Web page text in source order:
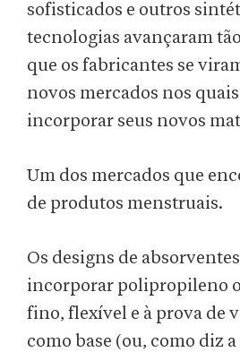
sofisticados e outros
tecnologias avançaram
que os fabricantes se
novos mercados nos
incorporar seus novos
Um dos mercados que
de produtos menstruais.
Os designs de
incorporar polipropileno
fino, flexível e à prova de
como base (ou, como diz